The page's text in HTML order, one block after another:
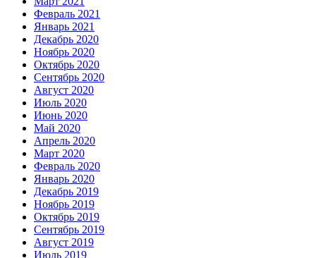
Февраль 2021
Январь 2021
Декабрь 2020
Ноябрь 2020
Октябрь 2020
Сентябрь 2020
Август 2020
Июль 2020
Июнь 2020
Май 2020
Апрель 2020
Март 2020
Февраль 2020
Январь 2020
Декабрь 2019
Ноябрь 2019
Октябрь 2019
Сентябрь 2019
Август 2019
Июль 2019